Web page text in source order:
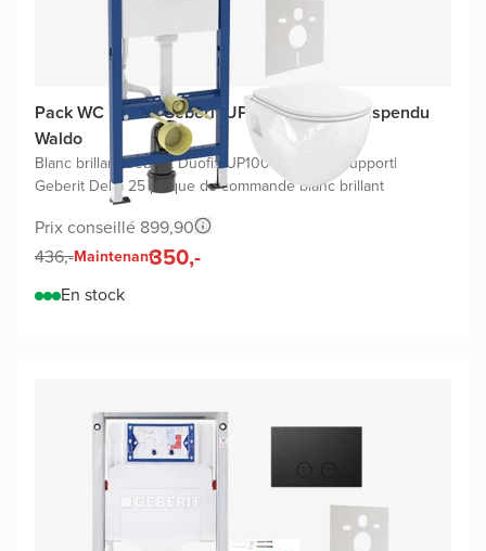
Pack WC promo Geberit UP100 avec WC suspendu
Waldo
Blanc brillant |Geberit Duofix UP100 Delta bâti-support|
Geberit Delta 25 plaque de commande blanc brillant
Prix conseillé 899,90
436,-Maintenant350,-
En stock